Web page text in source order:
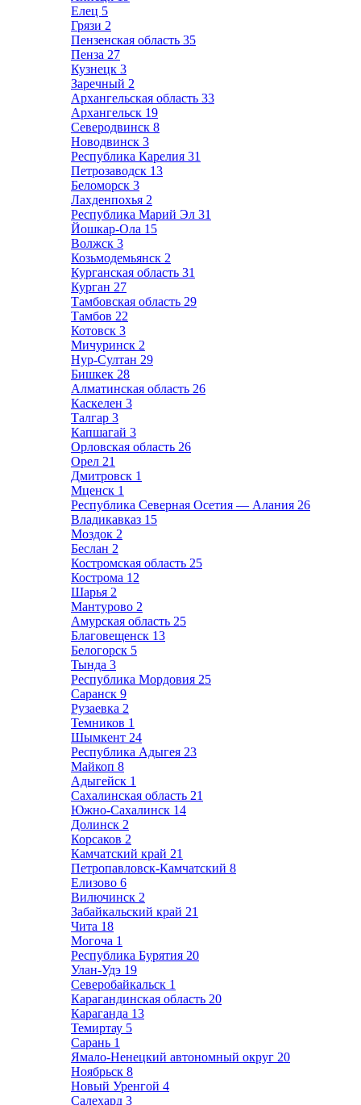
Елец 5
Грязи 2
Пензенская область 35
Пенза 27
Кузнецк 3
Заречный 2
Архангельская область 33
Архангельск 19
Северодвинск 8
Новодвинск 3
Республика Карелия 31
Петрозаводск 13
Беломорск 3
Лахденпохья 2
Республика Марий Эл 31
Йошкар-Ола 15
Волжск 3
Козьмодемьянск 2
Курганская область 31
Курган 27
Тамбовская область 29
Тамбов 22
Котовск 3
Мичуринск 2
Нур-Султан 29
Бишкек 28
Алматинская область 26
Каскелен 3
Талгар 3
Капшагай 3
Орловская область 26
Орел 21
Дмитровск 1
Мценск 1
Республика Северная Осетия — Алания 26
Владикавказ 15
Моздок 2
Беслан 2
Костромская область 25
Кострома 12
Шарья 2
Мантурово 2
Амурская область 25
Благовещенск 13
Белогорск 5
Тында 3
Республика Мордовия 25
Саранск 9
Рузаевка 2
Темников 1
Шымкент 24
Республика Адыгея 23
Майкоп 8
Адыгейск 1
Сахалинская область 21
Южно-Сахалинск 14
Долинск 2
Корсаков 2
Камчатский край 21
Петропавловск-Камчатский 8
Елизово 6
Вилючинск 2
Забайкальский край 21
Чита 18
Могоча 1
Республика Бурятия 20
Улан-Удэ 19
Северобайкальск 1
Карагандинская область 20
Караганда 13
Темиртау 5
Сарань 1
Ямало-Ненецкий автономный округ 20
Ноябрьск 8
Новый Уренгой 4
Салехард 3